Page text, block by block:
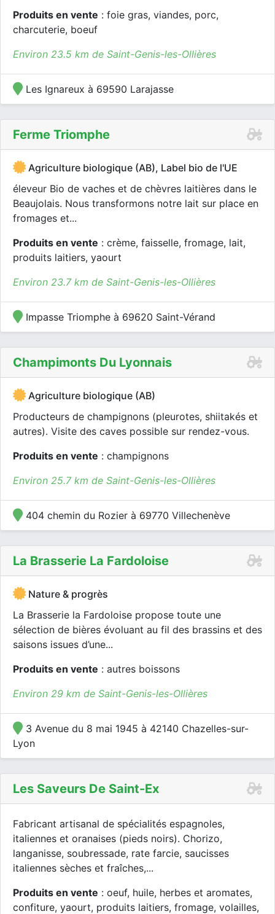
Produits en vente : foie gras, viandes, porc,
charcuterie, boeuf
Environ 23.5 km de Saint-Genis-les-Ollières
Les Ignareux à 69590 Larajasse
Ferme Triomphe
Agriculture biologique (AB), Label bio de l'UE
éleveur Bio de vaches et de chèvres laitières dans le
Beaujolais. Nous transformons notre lait sur place en
fromages et...
Produits en vente : crème, faisselle, fromage, lait,
produits laitiers, yaourt
Environ 23.7 km de Saint-Genis-les-Ollières
Impasse Triomphe à 69620 Saint-Vérand
Champimonts Du Lyonnais
Agriculture biologique (AB)
Producteurs de champignons (pleurotes, shiitakés et
autres). Visite des caves possible sur rendez-vous.
Produits en vente : champignons
Environ 25.7 km de Saint-Genis-les-Ollières
404 chemin du Rozier à 69770 Villechenève
La Brasserie La Fardoloise
Nature & progrès
La Brasserie la Fardoloise propose toute une
sélection de bières évoluant au fil des brassins et des
saisons issues d’une...
Produits en vente : autres boissons
Environ 29 km de Saint-Genis-les-Ollières
3 Avenue du 8 mai 1945 à 42140 Chazelles-sur-
Lyon
Les Saveurs De Saint-Ex
Fabricant artisanal de spécialités espagnoles,
italiennes et oranaises (pieds noirs). Chorizo,
langanisse, soubressade, rate farcie, saucisses
italiennes sèches et fraîches,...
Produits en vente : oeuf, huile, herbes et aromates,
confiture, yaourt, produits laitiers, fromage, volailles,